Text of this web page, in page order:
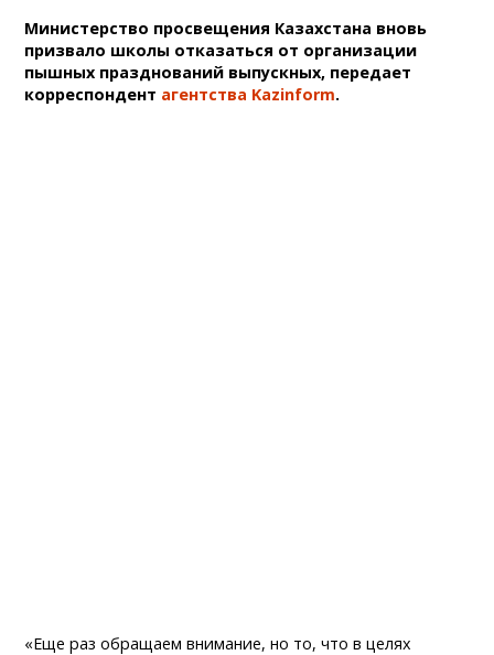
Министерство просвещения Казахстана вновь
призвало школы отказаться от организации
пышных празднований выпускных, передает
корреспондент агентства Kazinform.
«Еще раз обращаем внимание, но то, что в целях